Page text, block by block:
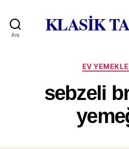
Ara KLASİK
EV
sebzeli